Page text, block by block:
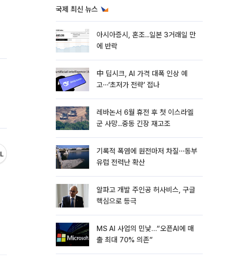
국제 최신 뉴스
아시아증시, 혼조...일본 3거래일 만
에 반락
中 딥시크, AI 가격 대폭 인상 예
고⋯‘초저가 전략’ 접나
레바논서 6월 휴전 후 첫 이스라엘
군 사망...중동 긴장 재고조
기록적 폭염에 원전마저 차질⋯동부
유럽 전력난 확산
알파고 개발 주인공 허사비스, 구글
핵심으로 등극
MS AI 사업의 민낯…“오픈AI에 매
출 최대 70% 의존”